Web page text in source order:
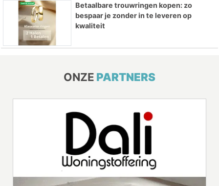
Betaalbare trouwringen kopen: zo
bespaar je zonder in te leveren op
kwaliteit
ONZE PARTNERS